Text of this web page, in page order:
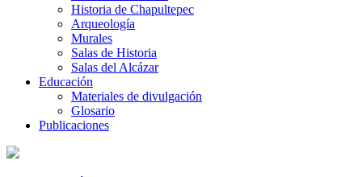
Historia de Chapultepec
Arqueología
Murales
Salas de Historia
Salas del Alcázar
Educación
Materiales de divulgación
Glosario
Publicaciones